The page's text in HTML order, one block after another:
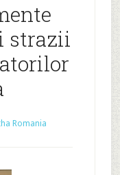
strazii
Romania